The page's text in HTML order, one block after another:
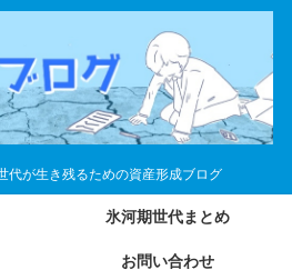
代が生き残るための資産形成ブログ
氷河期世代まとめ
お問い合わせ